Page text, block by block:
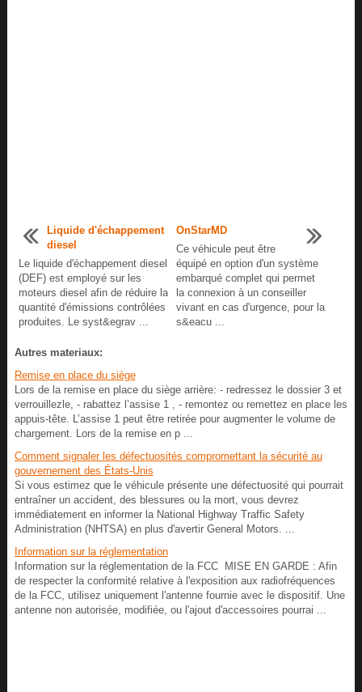
Liquide d'échappement
diesel
Le liquide d'échappement diesel
(DEF) est employé sur les
moteurs diesel afin de réduire la
quantité d'émissions contrôlées
produites. Le syst&egrav ...
OnStarMD
Ce véhicule peut être
équipé en option d'un système
embarqué complet qui permet
la connexion à un conseiller
vivant en cas d'urgence, pour la
s&eacu ...
Autres materiaux:
Remise en place du siège
Lors de la remise en place du siège arrière: - redressez le dossier 3 et
verrouillezle, - rabattez l’assise 1 , - remontez ou remettez en place les
appuis-tête. L’assise 1 peut être retirée pour augmenter le volume de
chargement. Lors de la remise en p ...
Comment signaler les défectuosités compromettant la sécurité au
gouvernement des États-Unis
Si vous estimez que le véhicule présente une défectuosité qui pourrait
entraîner un accident, des blessures ou la mort, vous devrez
immédiatement en informer la National Highway Traffic Safety
Administration (NHTSA) en plus d'avertir General Motors. ...
Information sur la réglementation
Information sur la réglementation de la FCC MISE EN GARDE : Afin
de respecter la conformité relative à l'exposition aux radiofréquences
de la FCC, utilisez uniquement l'antenne fournie avec le dispositif. Une
antenne non autorisée, modifiée, ou l'ajout d'accessoires pourrai ...